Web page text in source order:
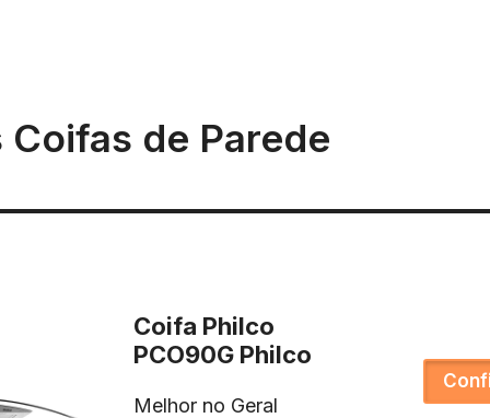
de Parede
Coifa Philco
PCO90G Philco
Melhor no Geral